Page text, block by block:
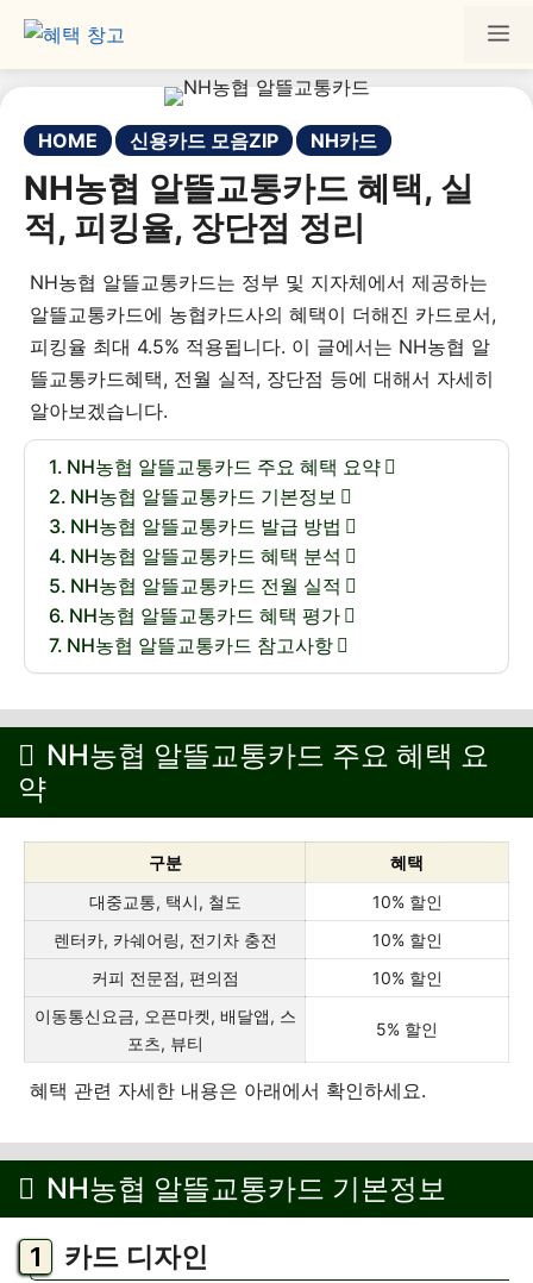
HOME 신용카드 모음ZIP NH카드
NH농협 알뜰교통카드 혜택, 실
적, 피킹율, 장단점 정리
NH농협 알뜰교통카드는 정부 및 지자체에서 제공하는
알뜰교통카드에 농협카드사의 혜택이 더해진 카드로서,
피킹율 최대 4.5% 적용됩니다. 이 글에서는 NH농협 알
뜰교통카드혜택, 전월 실적, 장단점 등에 대해서 자세히
알아보겠습니다.
NH농협 알뜰교통카드 주요 혜택 요약
NH농협 알뜰교통카드 기본정보
NH농협 알뜰교통카드 발급 방법
NH농협 알뜰교통카드 혜택 분석
NH농협 알뜰교통카드 전월 실적
NH농협 알뜰교통카드 혜택 평가
NH농협 알뜰교통카드 참고사항
NH농협 알뜰교통카드 주요 혜택 요
약
구분
혜택
대중교통, 택시, 철도
10% 할인
렌터카, 카쉐어링, 전기차 충전
10% 할인
커피 전문점, 편의점
10% 할인
이동통신요금, 오픈마켓, 배달앱, 스
포츠, 뷰티
5% 할인
혜택 관련 자세한 내용은 아래에서 확인하세요.
NH농협 알뜰교통카드 기본정보
카드 디자인